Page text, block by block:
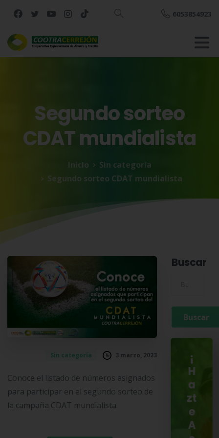
Buscar
6053854923
Segundosorteo
CDATmundialista
Inicio
Sin categoría
Segundo sorteo CDAT mundialista
Sin categoría 3 marzo, 2023
Conoce el listado de números asignados
para participar en el segundo sorteo de
la campaña CDAT mundialista.
Buscar
¡
H
a
zt
e
A